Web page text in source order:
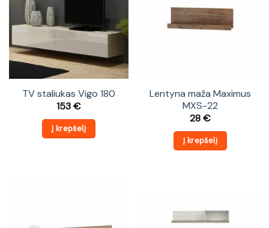
TV staliukas Vigo 180
153€
Į krepšelį
Lentyna maža Maximus
MXS-22
28€
Į krepšelį